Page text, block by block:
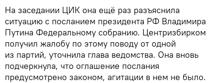
На заседании ЦИК она ещё раз разъяснила
ситуацию с посланием президента РФ Владимира
Путина Федеральному собранию. Центризбирком
получил жалобу по этому поводу от одной
из партий, уточнила глава ведомства. Она вновь
подчеркнула, что оглашение послания
предусмотрено законом, агитации в нем не было.